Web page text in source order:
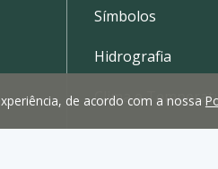
Símbolos
Hidrografia
Clima e
de acordo com a nossa